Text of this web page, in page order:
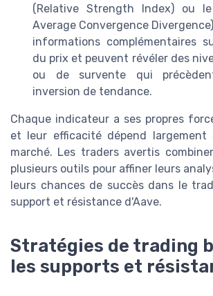
(Relative Strength Index) ou le
Average Convergence
informations complémentaires
du prix et peuvent révéler des
ou de survente qui
inversion de tendance.
Chaque indicateur a ses propres
et leur efficacité dépend
marché. Les traders avertis
plusieurs outils pour affiner leurs
leurs chances de succès dans le
support et résistance d'Aave.
Stratégies de trading
les supports et